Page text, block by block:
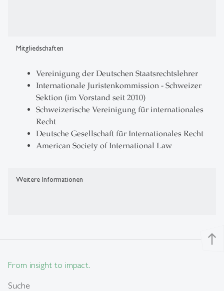
Mitgliedschaften
Vereinigung der Deutschen Staatsrechtslehrer
Internationale Juristenkommission - Schweizer
Sektion (im Vorstand seit 2010)
Schweizerische Vereinigung für internationales
Recht
Deutsche Gesellschaft für Internationales Recht
American Society of International Law
Weitere Informationen
north
From insight to impact.
Suche